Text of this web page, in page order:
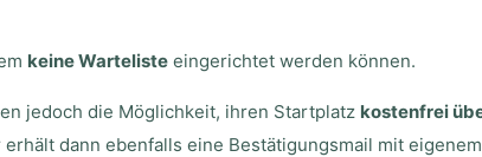
keine Warteliste eingerichtet werden können.
jedoch die Möglichkeit, ihren Startplatz kostenfrei
dann ebenfalls eine Bestätigungsmail mit